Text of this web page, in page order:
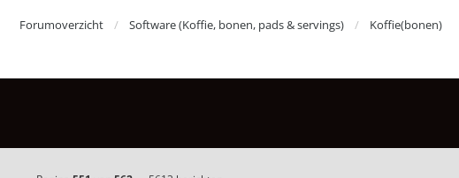
Forumoverzicht Software (Koffie, bonen, pads & servings) Koffie(bonen)